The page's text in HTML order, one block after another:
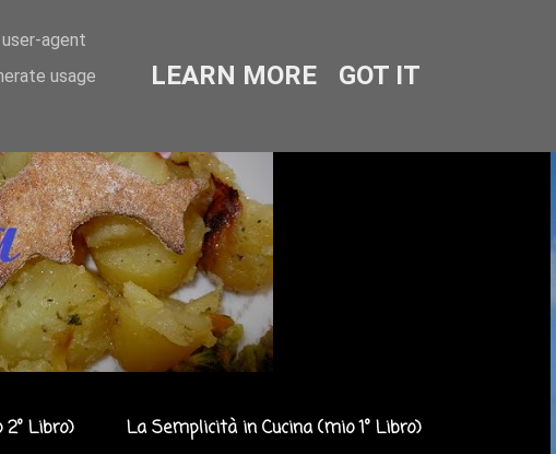
2° Libro) La Semplicità in Cucina (mio 1° Libro)
agent
usage
LEARN MORE GOT IT